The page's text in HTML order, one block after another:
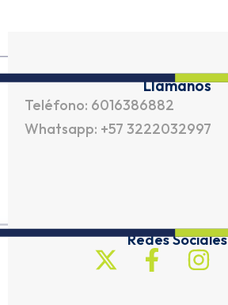
Llámanos
Teléfono: 6016386882
Whatsapp: +57 3222032997
Redes Sociales